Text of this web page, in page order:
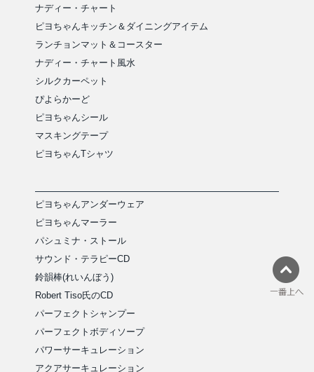
ナディー・チャート
ピヨちゃんキッチン＆ダイニングアイテム
ランチョンマット＆コースター
ナディー・チャート風水
シルクカーペット
ぴよらかーど
ピヨちゃんシール
マスキングテープ
ピヨちゃんTシャツ
ピヨちゃんアンダーウェア
ピヨちゃんマーラー
パシュミナ・ストール
サウンド・テラピーCD
鈴韻棒(れいんぼう)
Robert Tiso氏のCD
パーフェクトシャンプー
パーフェクトボディソープ
パワーサーキュレーション
アクアサーキュレーション